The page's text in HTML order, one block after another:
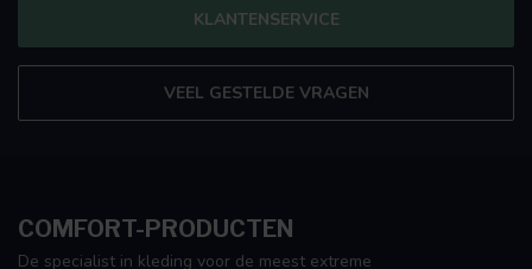
KLANTENSERVICE
VEEL GESTELDE VRAGEN
COMFORT-PRODUCTEN
De specialist in kleding voor de meest extreme